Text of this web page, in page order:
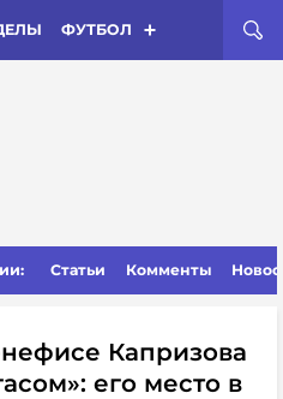
ФУТБОЛ
Статьи Комменты
Капризова
его место в